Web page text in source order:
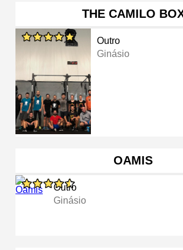
THE CAMILO
Outro
Ginásio
OAMIS
Outro
Ginásio